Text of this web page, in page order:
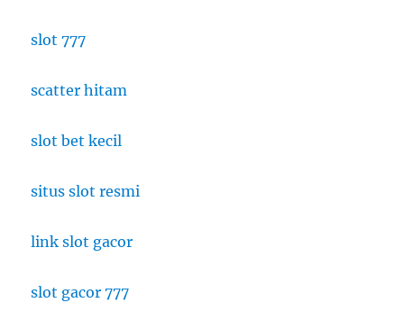
slot 777
scatter hitam
slot bet kecil
situs slot resmi
link slot gacor
slot gacor 777